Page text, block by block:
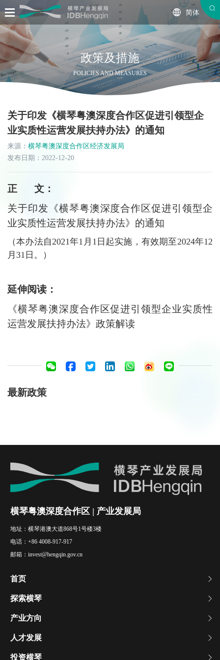
简体
政策及措施
POLICIES AND MEASURES
关于印发《横琴粤澳深度合作区促进引领型企
业实质性运营发展扶持办法》的通知
来源： 横琴粤澳深度合作区经济发展局
发布日期：2022-12-20
正 文：
关于印发《横琴粤澳深度合作区促进引领型企
业实质性运营发展扶持办法》的通知
（本办法自2021年1月1日起实施，有效期至2024年12
月31日。
）
延伸阅读：
《横琴粤澳深度合作区促进引领型企业实质性
运营发展扶持办法》政策解读
最新政策
横琴粤澳深度合作区 | 产业发展局
地址： 横琴港澳大道868号1号楼3楼
电话： +86 4008-917-917
邮箱： invest@hengqin.gov.cn
首页
探索横琴
产业方向
人才发展
投资横琴